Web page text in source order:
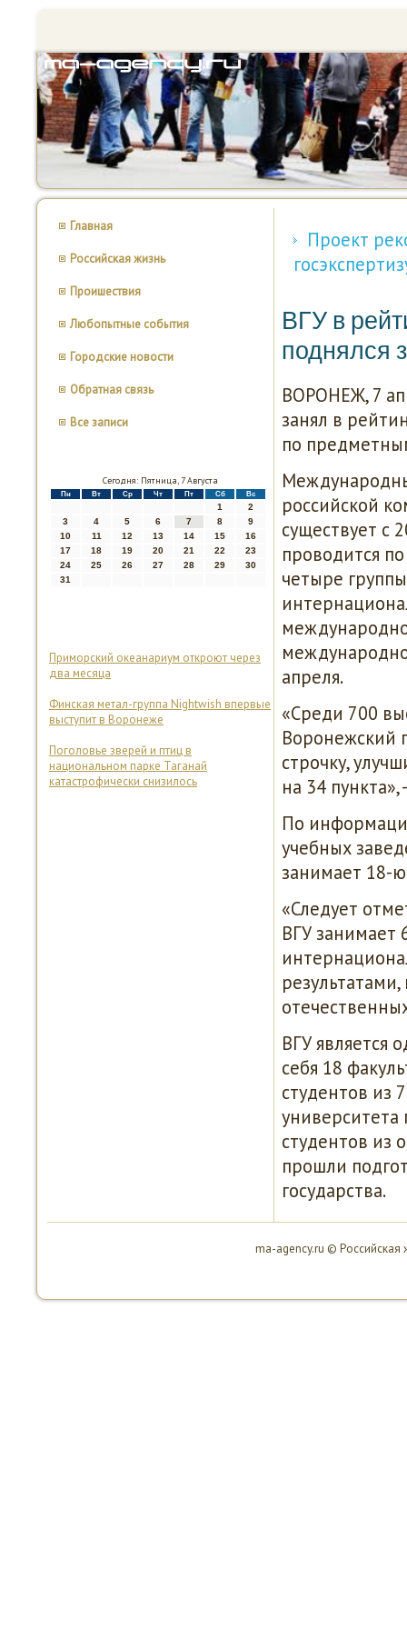
Главная
Российская жизнь
Проишествия
Любопытные события
Городские новости
Обратная связь
Все записи
Сегодня: Пятница, 7 Августа
Пн Вт Ср Чт Пт Сб Вс
1
2
3
4 5 6 7 8
9
10
11 12 13 14 15
16
17
18 19 20 21 22
23
24
25 26 27 28 29
30
31
Приморский океанариум откроют через
два месяца
Финская метал-группа Nightwish впервые
выступит в Воронеже
Поголовье зверей и птиц в
национальном парке Таганай
катастрофически снизилось
Проект
ВГУ в
поднялся
ВОРОНЕЖ, 7
занял в
по
российской
существует с
проводится
четыре
апреля.
«Среди 700
Воронежский
строчку,
на 34
По
учебных
занимает 18-ю
«Следует
ВГУ занимает
ВГУ является
себя 18
студентов из
университета
студентов из
прошли
государства.
ma-agency.ru ©